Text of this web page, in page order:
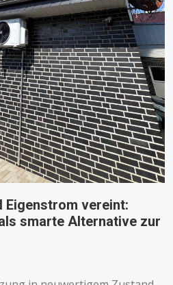
Eigenstrom vereint:
smarte Alternative zur